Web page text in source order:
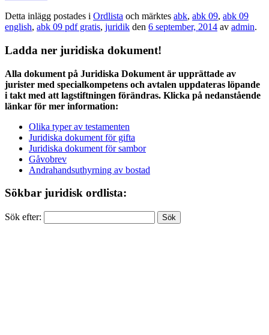
Detta inlägg postades i Ordlista och märktes abk, abk 09, abk 09
english, abk 09 pdf gratis, juridik den 6 september, 2014 av admin.
Ladda ner juridiska dokument!
Alla dokument på Juridiska Dokument är upprättade av
jurister med specialkompetens och avtalen uppdateras löpande
i takt med att lagstiftningen förändras. Klicka på nedanstående
länkar för mer information:
Olika typer av testamenten
Juridiska dokument för gifta
Juridiska dokument för sambor
Gåvobrev
Andrahandsuthyrning av bostad
Sökbar juridisk ordlista:
Sök efter: